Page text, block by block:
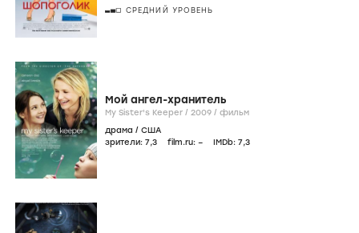
СРЕДНИЙ УРОВЕНЬ
Мой ангел-хранитель
My Sister's Keeper / 2009 / фильм
драма / США
зрители: 7,3 film.ru: – IMDb: 7,3